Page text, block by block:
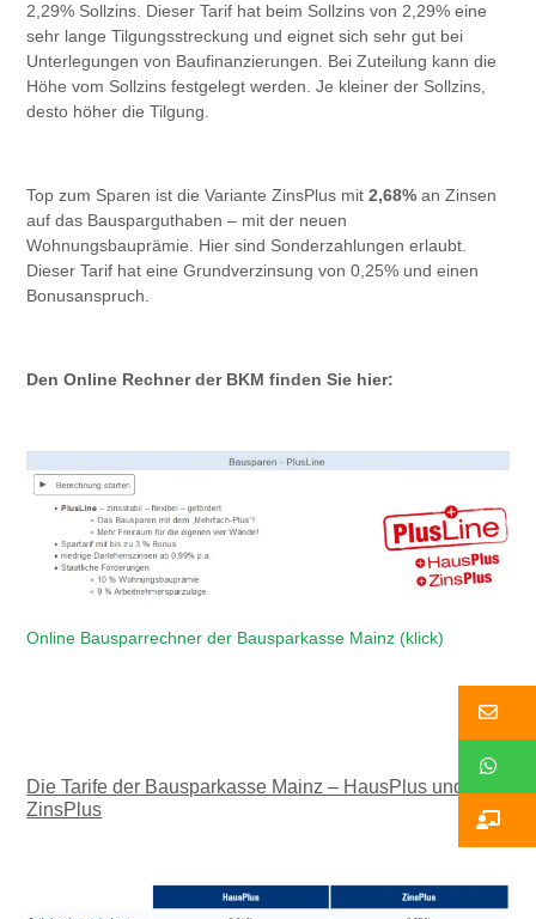
2,29% Sollzins. Dieser Tarif hat beim Sollzins von 2,29% eine
sehr lange Tilgungsstreckung und eignet sich sehr gut bei
Unterlegungen von Baufinanzierungen. Bei Zuteilung kann die
Höhe vom Sollzins festgelegt werden. Je kleiner der Sollzins,
desto höher die Tilgung.
Top zum Sparen ist die Variante ZinsPlus mit2,68% an Zinsen
auf das Bausparguthaben – mit der neuen
Wohnungsbauprämie. Hier sind Sonderzahlungen erlaubt.
Dieser Tarif hat eine Grundverzinsung von 0,25% und einen
Bonusanspruch.
Den Online Rechner der BKM finden Sie hier:
Online Bausparrechner der Bausparkasse Mainz (klick)
Die Tarife der Bausparkasse Mainz – HausPlus und
ZinsPlus